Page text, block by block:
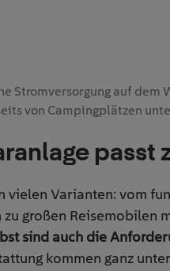
Stromversorgung auf
von Campingplätzen
vielen Varianten: vom
großen Reisemobilen
sind auch die
kommen ganz